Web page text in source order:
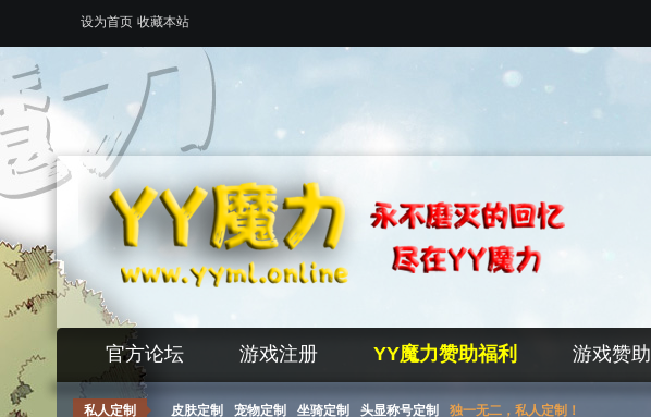
设为首页 收藏本站
官方论坛 游戏注册 YY魔力赞助福利 游戏赞助
私人定制 皮肤定制 宠物定制 坐骑定制 头显称号定制 独一无二，私人定制！